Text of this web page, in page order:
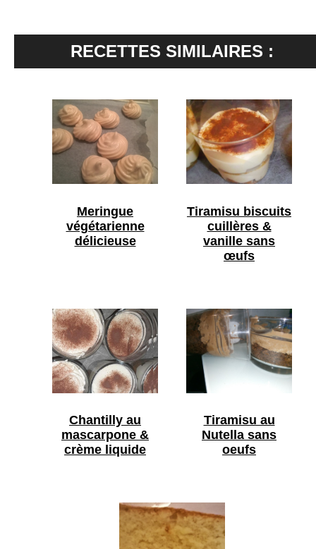
RECETTES SIMILAIRES :
Meringue
végétarienne
délicieuse
Tiramisu biscuits
cuillères &
vanille sans
œufs
Chantilly au
mascarpone &
crème liquide
Tiramisu au
Nutella sans
oeufs